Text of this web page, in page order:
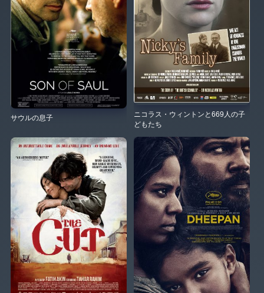
ニコラス・ウィントンと669人の子
どもたち
サウルの息子